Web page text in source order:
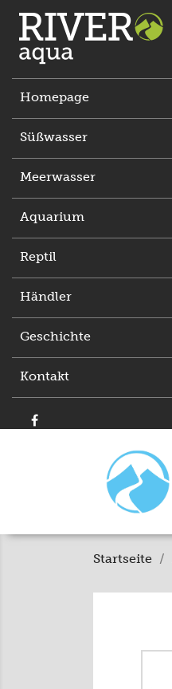
Homepage
Süßwasser
Meerwasser
Aquarium
Reptil
Händler
Geschichte
Kontakt
Startseite